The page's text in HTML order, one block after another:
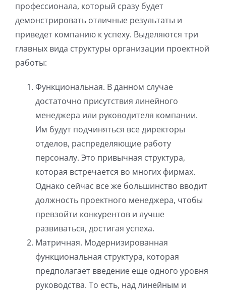
профессионала, который сразу будет
демонстрировать отличные результаты и
приведет компанию к успеху. Выделяются три
главных вида структуры организации проектной
работы:
Функциональная. В данном случае
достаточно присутствия линейного
менеджера или руководителя компании.
Им будут подчиняться все директоры
отделов, распределяющие работу
персоналу. Это привычная структура,
которая встречается во многих фирмах.
Однако сейчас все же большинство вводит
должность проектного менеджера, чтобы
превзойти конкурентов и лучше
развиваться, достигая успеха.
Матричная. Модернизированная
функциональная структура, которая
предполагает введение еще одного уровня
руководства. То есть, над линейным и